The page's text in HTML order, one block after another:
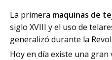
La primera maquinas de
siglo XVIII y el uso de
generalizó durante la
Hoy en día existe una gran